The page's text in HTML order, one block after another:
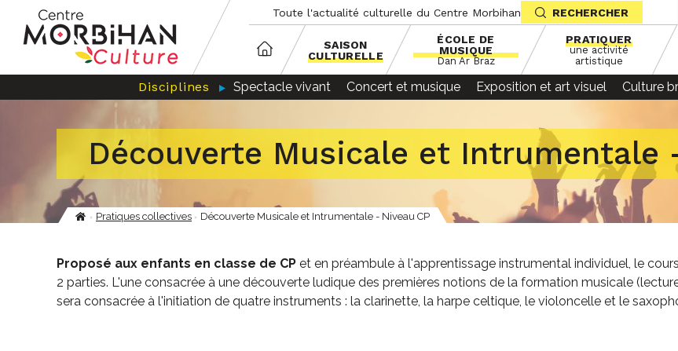
contenu
principal
Toute l'actualité culturelle du Centre Morbihan RECHERCHER
SAISON
CULTURELLE
ÉCOLE DE
MUSIQUE
Dan Ar Braz
PRATIQUER
une activité
artistique
Disciplines Spectacle vivant Concert et musique Exposition et art visuel Culture
Découverte Musicale et Intrumentale
Fil
Pratiques collectives Découverte Musicale et Intrumentale - Niveau CP
Proposé aux enfants en classe de CP et en préambule à l'apprentissage instrumental individuel, le
2 parties. L'une consacrée à une découverte ludique des premières notions de la formation musicale
sera consacrée à l'initiation de quatre instruments : la clarinette, la harpe celtique, le violoncelle et le